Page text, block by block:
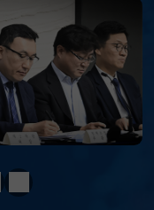
다음
3.746 0.004(상승)
6.1000(하락)
6258.77 37.61(하락)
798.81 2.86(하락)